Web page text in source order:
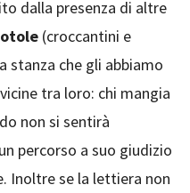
dalla presenza di altre
(croccantini e
stanza che gli abbiamo
tra loro: chi mangia
non si sentirà
percorso a suo giudizio
Inoltre se la lettiera non